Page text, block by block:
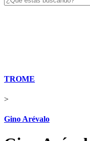
TROME
>
Gino Arévalo